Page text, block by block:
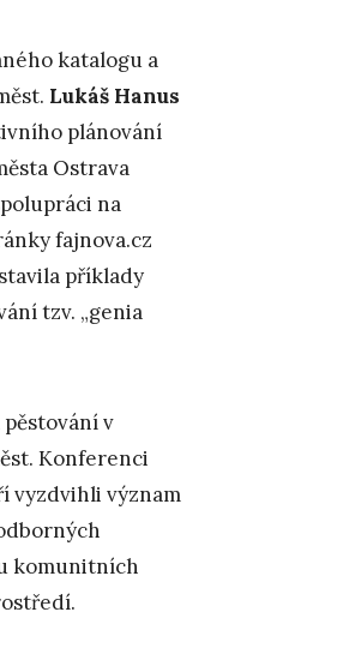
katalogu a
Lukáš Hanus
plánování
Ostrava
na
fajnova.cz
příklady
tzv. „genia
v
Konferenci
vyzdvihli význam
komunitních